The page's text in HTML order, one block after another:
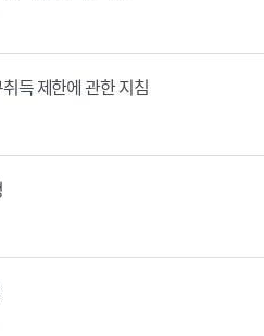
득 제한에 관한 지침